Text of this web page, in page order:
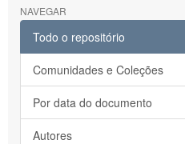
NAVEGAR
Todo o repositório
Comunidades e Coleções
Por data do documento
Autores